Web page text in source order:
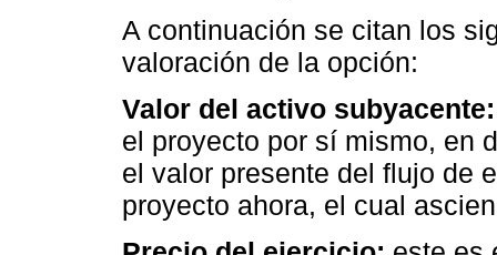
A continuación se citan los
valoración de la opción:
Valor del activo subyacente:
el proyecto por sí mismo, en
el valor presente del flujo de
proyecto ahora, el cual